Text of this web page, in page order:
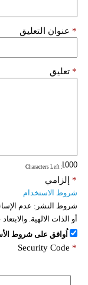
عنوان التعليق *
تعليق *
: Characters Left
إلزامي *
شروط الاستخدام
شروط النشر: عدم
أو الذات الالهية.
اُوافق على شروط
Security Code *